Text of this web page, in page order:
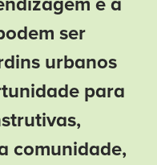
ser
urbanos
para
comunidade,